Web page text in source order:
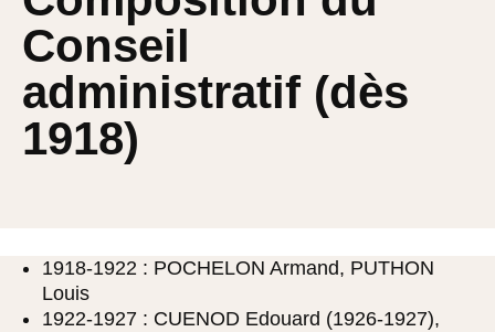
Conseil
administratif (dès
1918)
1918-1922 : POCHELON Armand, PUTHON
Louis
1922-1927 : CUENOD Edouard (1926-1927),